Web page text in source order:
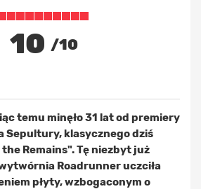
10 /10
temu minęło 31 lat od premiery
Sepultury, klasycznego dziś
Remains". Tę niezbyt już
Roadrunner uczciła
płyty, wzbogaconym o